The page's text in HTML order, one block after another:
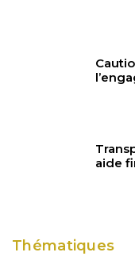
aide
Thématiques